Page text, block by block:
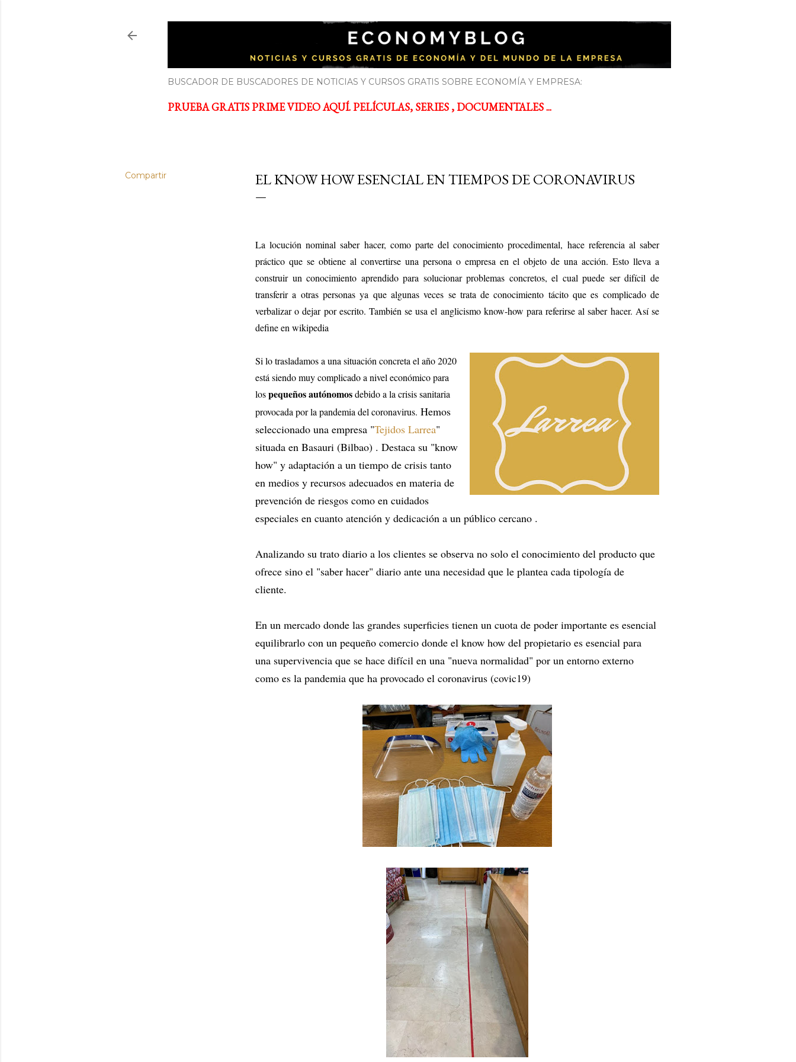
Noticias y cursos GRATIS sobre economía y el mundo de la empresa
BUSCADOR DE BUSCADORES DE NOTICIAS Y CURSOS GRATIS SOBRE ECONOMÍA Y EMPRESA:
PRUEBA GRATIS PRIME VIDEO AQUÍ. PELÍCULAS, SERIES , DOCUMENTALES ...
Compartir EL KNOW HOW ESENCIAL EN TIEMPOS DE CORONAVIRUS
La locución nominal saber hacer,​ como parte del conocimiento procedimental, hace referencia al saber
práctico que se obtiene al convertirse una persona o empresa en el objeto de una acción.​ Esto lleva a
construir un conocimiento aprendido para solucionar problemas concretos, el cual puede ser difícil de
transferir a otras personas ya que algunas veces se trata de conocimiento tácito que es complicado de
verbalizar o dejar por escrito.​ También se usa el anglicismo know-how para referirse al saber hacer. Así se
define en wikipedia
Si lo trasladamos a una situación concreta el año 2020
está siendo muy complicado a nivel económico para
lospequeños autónomosdebido a la crisis sanitaria
provocada por la pandemia del coronavirus. Hemos
seleccionado una empresa "Tejidos Larrea"
situada en Basauri (Bilbao) . Destaca su "know
how" y adaptación a un tiempo de crisis tanto
en medios y recursos adecuados en materia de
prevención de riesgos como en cuidados
especiales en cuanto atención y dedicación a un público cercano .
Analizando su trato diario a los clientes se observa no solo el conocimiento del producto que
ofrece sino el "saber hacer" diario ante una necesidad que le plantea cada tipología de
cliente.
En un mercado donde las grandes superficies tienen un cuota de poder importante es esencial
equilibrarlo con un pequeño comercio donde el know how del propietario es esencial para
una supervivencia que se hace difícil en una "nueva normalidad" por un entorno externo
como es la pandemia que ha provocado el coronavirus (covic19)